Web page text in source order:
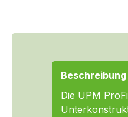
Beschreibung
Die UPM